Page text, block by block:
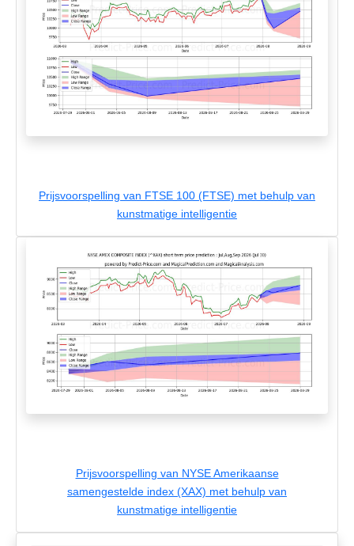
Prijsvoorspelling van FTSE 100 (FTSE) met behulp van
kunstmatige intelligentie
Prijsvoorspelling van NYSE Amerikaanse
samengestelde index (XAX) met behulp van
kunstmatige intelligentie